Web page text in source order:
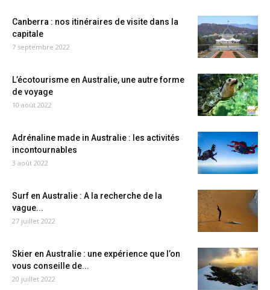
Canberra : nos itinéraires de visite dans la
capitale
7 septembre 2022
L’écotourisme en Australie, une autre forme
de voyage
10 août 2022
Adrénaline made in Australie : les activités
incontournables
3 août 2022
Surf en Australie : A la recherche de la
vague...
27 juillet 2022
Skier en Australie : une expérience que l’on
vous conseille de...
20 juillet 2022